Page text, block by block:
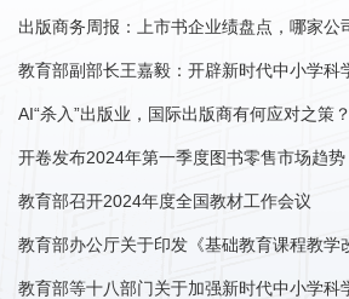
AI“杀入”出版业，国际出版商有何应对之策？
开卷发布2024年第一季度图书零售市场趋势
教育部召开2024年度全国教材工作会议